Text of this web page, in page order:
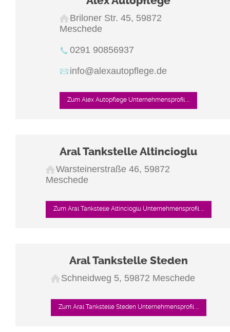
Briloner Str. 45, 59872
Meschede
0291 90856937
info@alexautopflege.de
Zum Alex Autopflege Unternehmensprofil ...
Aral Tankstelle Altincioglu
Warsteinerstraße 46, 59872
Meschede
Zum Aral Tankstelle Altincioglu Unternehmensprofil ...
Aral Tankstelle Steden
Schneidweg 5, 59872 Meschede
Zum Aral Tankstelle Steden Unternehmensprofil ...